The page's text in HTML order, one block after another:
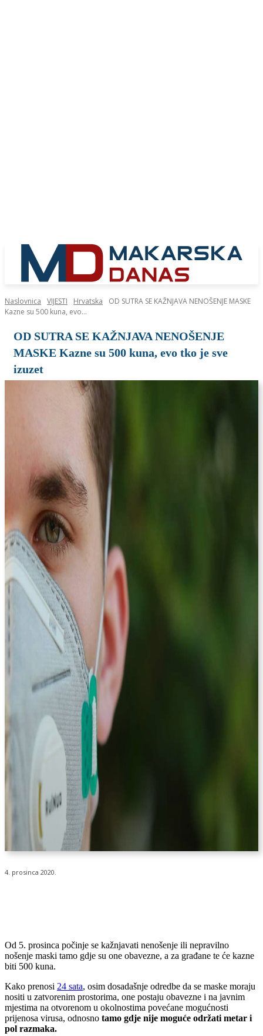
Naslovnica VIJESTI Hrvatska
OD SUTRA SE KAŽNJAVA NENOŠENJE MASKE
Kazne su 500 kuna, evo...
OD SUTRA SE KAŽNJAVA NENOŠENJE
MASKE Kazne su 500 kuna, evo tko je sve
izuzet
4. prosinca 2020.
Od 5. prosinca počinje se kažnjavati nenošenje ili nepravilno
nošenje maski tamo gdje su one obavezne, a za građane te će kazne
biti 500 kuna.
Kako prenosi 24 sata, osim dosadašnje odredbe da se maske moraju
nositi u zatvorenim prostorima, one postaju obavezne i na javnim
mjestima na otvorenom u okolnostima povećane mogućnosti
prijenosa virusa, odnosno tamo gdje nije moguće održati metar i
pol razmaka.